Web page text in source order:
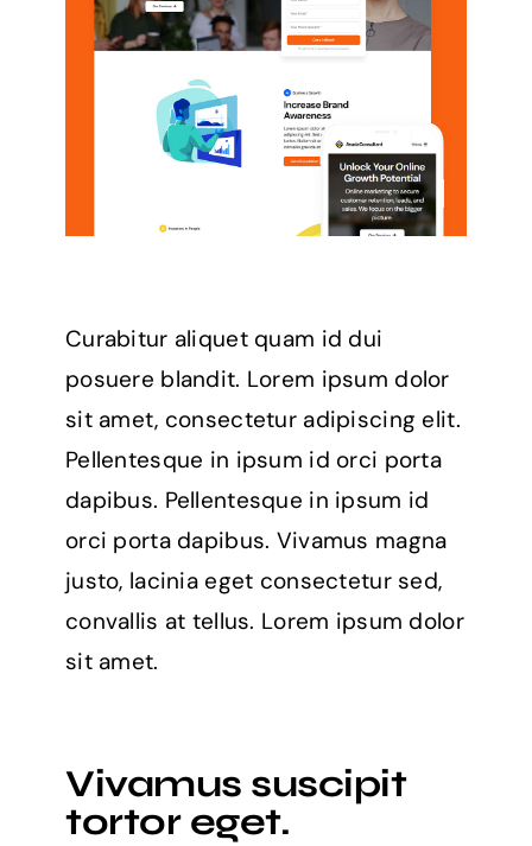
Curabitur aliquet quam id dui
posuere blandit. Lorem ipsum dolor
sit amet, consectetur adipiscing elit.
Pellentesque in ipsum id orci porta
dapibus. Pellentesque in ipsum id
orci porta dapibus. Vivamus magna
justo, lacinia eget consectetur sed,
convallis at tellus. Lorem ipsum dolor
sit amet.
Vivamus suscipit
tortor eget.